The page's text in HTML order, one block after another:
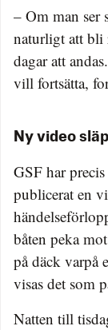
– Om man ser
naturligt att bli
dagar att
vill fortsätta,
Ny video
GSF har
publicerat en
båten peka
på däck varpå
visas det som
Natten till